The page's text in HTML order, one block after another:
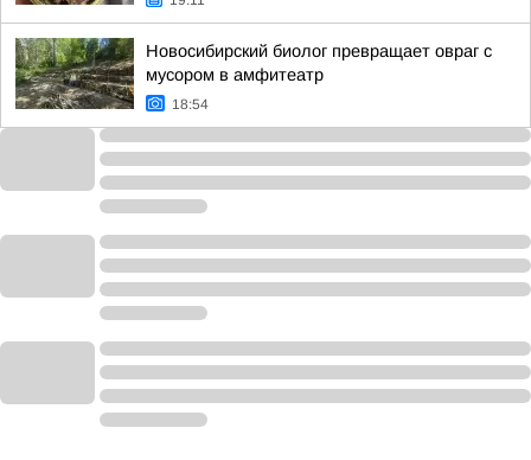
Новосибирский биолог превращает овраг с
мусором в амфитеатр
18:54